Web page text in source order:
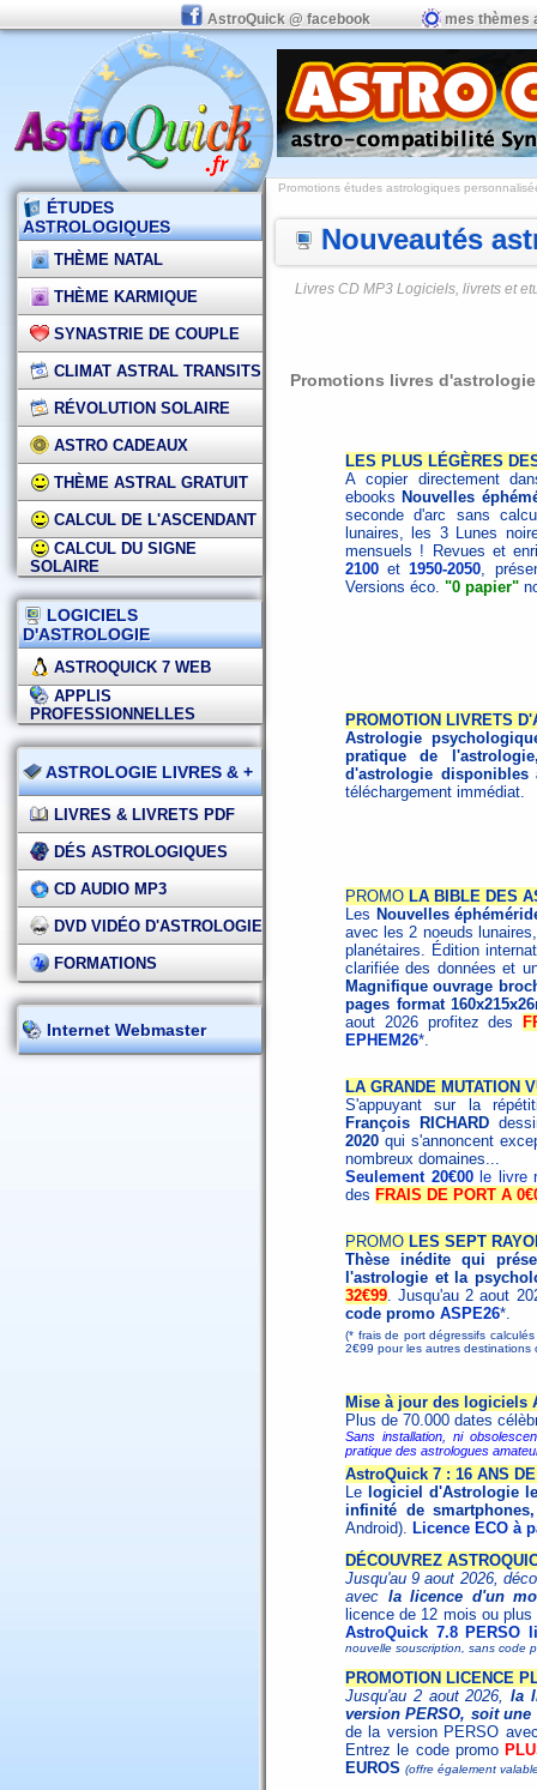
AstroQuick @ facebook mes thèmes
ÉTUDES
ASTROLOGIQUES
THÈME NATAL
THÈME KARMIQUE
SYNASTRIE DE COUPLE
CLIMAT ASTRAL TRANSITS
RÉVOLUTION SOLAIRE
ASTRO CADEAUX
THÈME ASTRAL GRATUIT
CALCUL DE L'ASCENDANT
CALCUL DU SIGNE
SOLAIRE
LOGICIELS
D'ASTROLOGIE
ASTROQUICK 7 WEB
APPLIS
PROFESSIONNELLES
ASTROLOGIE LIVRES & +
LIVRES & LIVRETS PDF
DÉS ASTROLOGIQUES
CD AUDIO MP3
DVD VIDÉO D'ASTROLOGIE
FORMATIONS
Internet Webmaster
Promotions études astrologiques
Nouveautés
Livres CD MP3 Logiciels, livrets et
Promotions livres
LES PLUS LÉGÈRES
A copier directement
ebooks Nouvelles
seconde d'arc sans
lunaires, les 3 Lunes
mensuels ! Revues et
2100 et1950-2050,
Versions éco. "0 papier"
PROMOTION LIVRETS
Astrologie
pratique de
d'astrologie disponibles
téléchargement immédiat.
PROMO LA BIBLE DES
Les Nouvelles
avec les 2 noeuds
planétaires. Édition
clarifiée des données et
Magnifique ouvrage
pages format
aout 2026 profitez des
EPHEM26*.
LA GRANDE MUTATION
S'appuyant sur la
François RICHARD
2020 qui s'annoncent
nombreux domaines...
Seulement 20€00 le livre
des FRAIS DE PORT A
PROMO LES SEPT
Thèse inédite qui
l'astrologie et la
32€99. Jusqu'au 2 aout
code promo ASPE26*.
(* frais de port dégressifs
2€99 pour les autres destinations
Mise à jour des logiciels
Plus de 70.000 dates
Sans installation, ni
pratique des astrologues
AstroQuick 7 : 16 ANS
Le logiciel d'Astrologie
infinité de
Android). Licence ECO à
DÉCOUVREZ
Jusqu'au 9 aout 2026,
avec la licence d'un
licence de 12 mois ou
AstroQuick 7.8 PERSO
nouvelle souscription, sans code
PROMOTION LICENCE
Jusqu'au 2 aout 2026,la
version PERSO, soit
de la version PERSO
Entrez le code promo
EUROS (offre également